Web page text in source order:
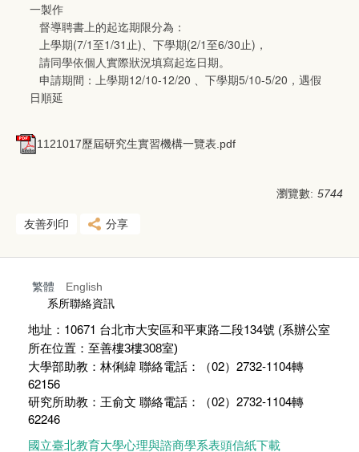
一製作
督導聘書上的起迄期限分為：
上學期(7/1至1/31止)、下學期(2/1至6/30止)，
請同學依個人實際狀況填寫起迄日期。
申請期間：上學期12/10-12/20 、下學期5/10-5/20，遇假
日順延
1121017歷屆研究生實習機構一覽表.pdf
瀏覽數: 5744
友善列印 分享
繁體
English
系所聯絡資訊
地址：10671 台北市大安區和平東路二段134號 (系辦公室
所在位置：至善樓3樓308室)
大學部助教：林俐緯 聯絡電話：（02）2732-1104轉
62156
研究所助教：王俞文 聯絡電話：（02）2732-1104轉
62246
國立臺北教育大學心理與諮商學系表頭信紙下載